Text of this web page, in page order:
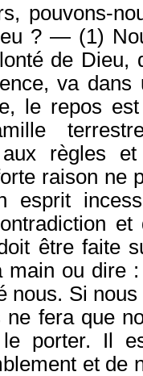
pouvons-
? — (1)
de Dieu,
va
le repos
aux règles
raison ne
esprit
être faite
main ou dire
nous. Si
ne fera que
le porter. Il
et de